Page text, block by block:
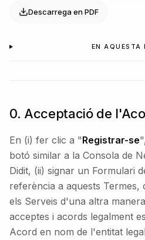
Descarrega en PDF
EN AQUESTA
0. Acceptació de
En (i) fer clic a "Registrar-se
botó similar a la Consola de
Didit, (ii) signar un Formulari
referència a aquests Termes,
els Serveis d'una altra
acceptes i acords legalment
Acord en nom de l'entitat